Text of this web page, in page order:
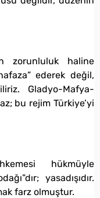
zorunluluk haline
ederek değil,
Gladyo-Mafya-
bu rejim Türkiye’yi
hükmüyle
yasadışıdır.
farz olmuştur.